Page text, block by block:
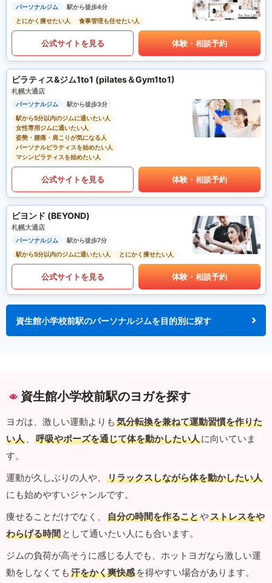
パーソナルジム
駅から徒歩4分
とにかく痩せたい人
食事管理も任せたい人
公式サイトを見る 体験・相談予約
ピラティス&ジム1to1 (pilates＆Gym1to1)
札幌大通店
パーソナルジム
駅から徒歩3分
駅から5分以内のジムに通いたい人
女性専用ジムに通いたい人
姿勢・腰痛・肩こりが気になる人
パーソナルピラティスを始めたい人
マシンピラティスを始めたい人
公式サイトを見る 体験・相談予約
ビヨンド (BEYOND)
札幌大通店
パーソナルジム
駅から徒歩7分
駅から5分以内のジムに通いたい人
とにかく痩せたい人
公式サイトを見る 体験・相談予約
資生館小学校前駅のパーソナルジムを目的別に探す
資生館小学校前駅のヨガを探す
ヨガは、激しい運動よりも 気分転換を兼ねて運動習慣を作りた
い人 、 呼吸やポーズを通じて体を動かしたい人に向いていま
す。
運動が久しぶりの人や、
リラックスしながら体を動かしたい人
にも始めやすいジャンルです。
痩せることだけでなく、
自分の時間を作ることやストレスをや
わらげる時間 として通いたい人にも合います。
ジムの負荷が高そうに感じる人でも、ホットヨガなら激しい運
動をしなくても 汗をかく爽快感 を得やすい場合があります。